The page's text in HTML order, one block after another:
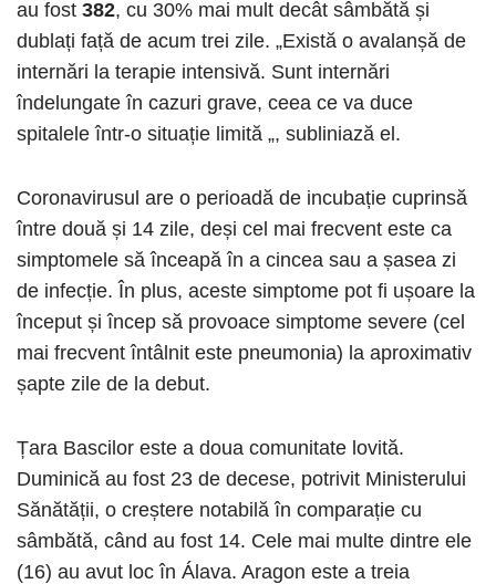
au fost 382, ​​cu 30% mai mult decât sâmbătă și
dublați față de acum trei zile. „Există o avalanșă de
internări la terapie intensivă. Sunt internări
îndelungate în cazuri grave, ceea ce va duce
spitalele într-o situație limită „, subliniază el.
Coronavirusul are o perioadă de incubație cuprinsă
între două și 14 zile, deși cel mai frecvent este ca
simptomele să înceapă în a cincea sau a șasea zi
de infecție. În plus, aceste simptome pot fi ușoare la
început și încep să provoace simptome severe (cel
mai frecvent întâlnit este pneumonia) la aproximativ
șapte zile de la debut.
Țara Bascilor este a doua comunitate lovită.
Duminică au fost 23 de decese, potrivit Ministerului
Sănătății, o creștere notabilă în comparație cu
sâmbătă, când au fost 14. Cele mai multe dintre ele
(16) au avut loc în Álava. Aragon este a treia